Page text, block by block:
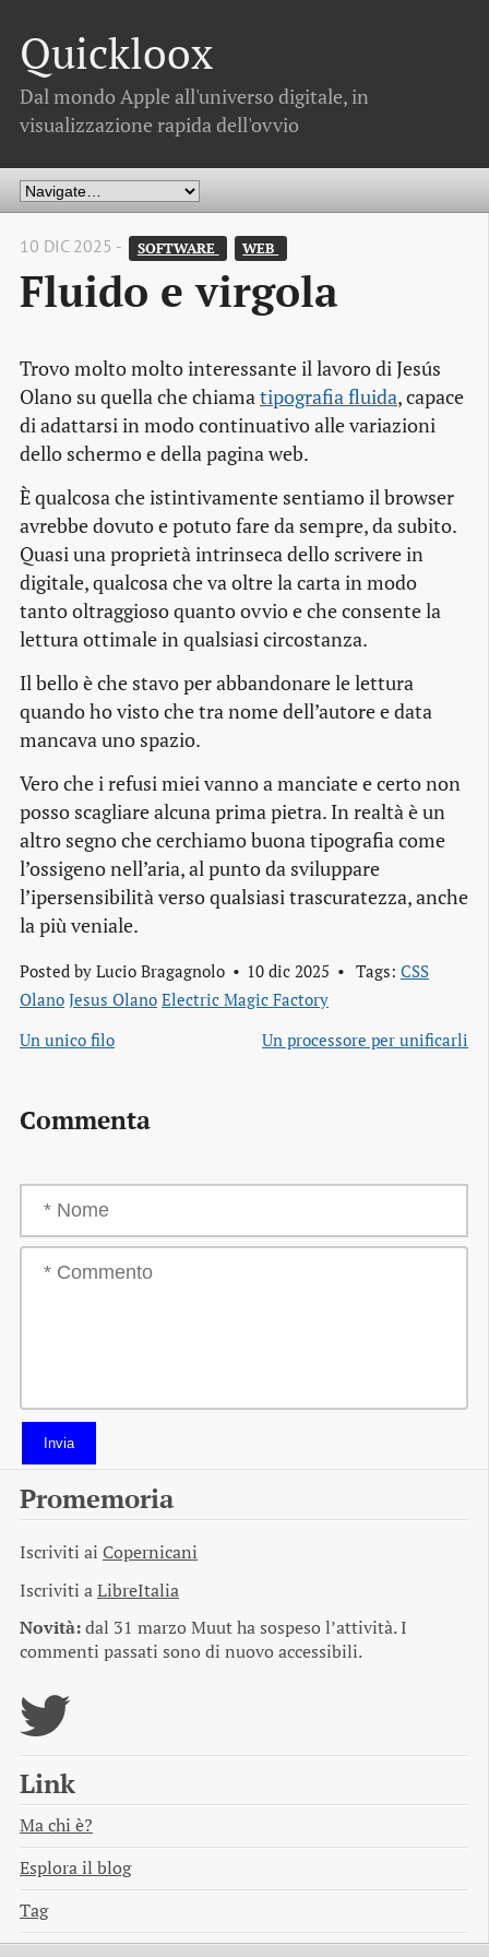
Quickloox
Dal mondo Apple all'universo digitale, in
visualizzazione rapida dell'ovvio
10 DIC 2025 - SOFTWARE WEB
Fluido e virgola
Trovo molto molto interessante il lavoro di Jesús
Olano su quella che chiamatipografia fluida, capace
di adattarsi in modo continuativo alle variazioni
dello schermo e della pagina web.
È qualcosa che istintivamente sentiamo il browser
avrebbe dovuto e potuto fare da sempre, da subito.
Quasi una proprietà intrinseca dello scrivere in
digitale, qualcosa che va oltre la carta in modo
tanto oltraggioso quanto ovvio e che consente la
lettura ottimale in qualsiasi circostanza.
Il bello è che stavo per abbandonare le lettura
quando ho visto che tra nome dell’autore e data
mancava uno spazio.
Vero che i refusi miei vanno a manciate e certo non
posso scagliare alcuna prima pietra. In realtà è un
altro segno che cerchiamo buona tipografia come
l’ossigeno nell’aria, al punto da sviluppare
l’ipersensibilità verso qualsiasi trascuratezza, anche
la più veniale.
Posted by Lucio Bragagnolo 10 dic 2025 Tags: CSS
Olano Jesus Olano Electric Magic Factory
Un unico filo
Un processore per unificarli
Commenta
Invia
Promemoria
Iscriviti ai Copernicani
Iscriviti aLibreItalia
Novità:dal 31 marzo Muut ha sospeso l’attività. I
commenti passati sono di nuovo accessibili.
Link
Ma chi è?
Esplora il blog
Tag